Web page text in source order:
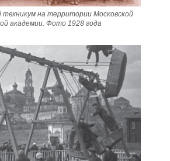
техникум на территории Московской
академии. Фото 1928 года